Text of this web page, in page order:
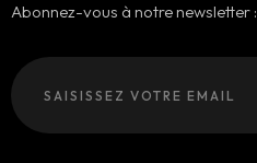
Abonnez-vous à notre newsletter :